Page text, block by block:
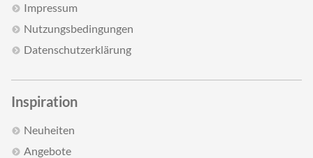
Impressum
Nutzungsbedingungen
Datenschutzerklärung
Inspiration
Neuheiten
Angebote